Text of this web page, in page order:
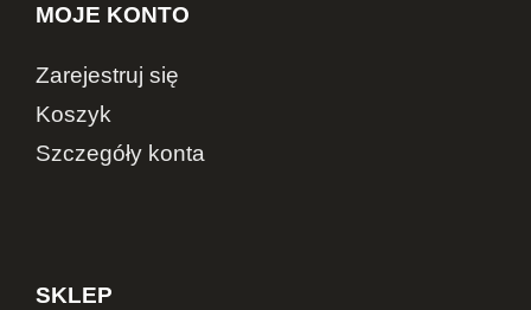
MOJE KONTO
Zarejestruj się
Koszyk
Szczegóły konta
SKLEP